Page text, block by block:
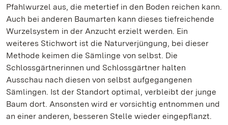
Pfahlwurzel aus, die metertief in den Boden reichen kann.
Auch bei anderen Baumarten kann dieses tiefreichende
Wurzelsystem in der Anzucht erzielt werden. Ein
weiteres Stichwort ist die Naturverjüngung, bei dieser
Methode keimen die Sämlinge von selbst. Die
Schlossgärtnerinnen und Schlossgärtner halten
Ausschau nach diesen von selbst aufgegangenen
Sämlingen. Ist der Standort optimal, verbleibt der junge
Baum dort. Ansonsten wird er vorsichtig entnommen und
an einer anderen, besseren Stelle wieder eingepflanzt.